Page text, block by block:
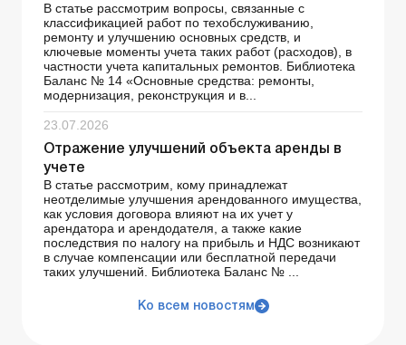
В статье рассмотрим вопросы, связанные с
классификацией работ по техобслуживанию,
ремонту и улучшению основных средств, и
ключевые моменты учета таких работ (расходов), в
частности учета капитальных ремонтов. Библиотека
Баланс № 14 «Основные средства: ремонты,
модернизация, реконструкция и в...
23.07.2026
Отражение улучшений объекта аренды в
учете
В статье рассмотрим, кому принадлежат
неотделимые улучшения арендованного имущества,
как условия договора влияют на их учет у
арендатора и арендодателя, а также какие
последствия по налогу на прибыль и НДС возникают
в случае компенсации или бесплатной передачи
таких улучшений. Библиотека Баланс № ...
Ко всем новостям